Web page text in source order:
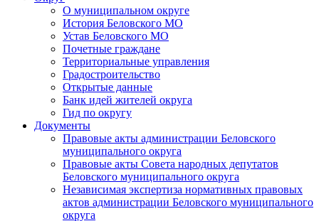
О муниципальном округе
История Беловского МО
Устав Беловского МО
Почетные граждане
Территориальные управления
Градостроительство
Открытые данные
Банк идей жителей округа
Гид по округу
Документы
Правовые акты администрации Беловского
муниципального округа
Правовые акты Совета народных депутатов
Беловского муниципального округа
Независимая экспертиза нормативных правовых
актов администрации Беловского муниципального
округа